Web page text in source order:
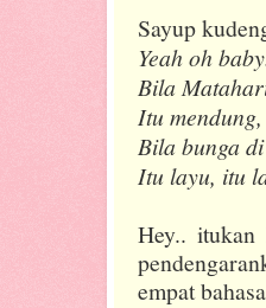
Sayup
Yeah oh
Bila
Itu
Bila bunga
Itu layu, itu
Hey.. itukan
empat